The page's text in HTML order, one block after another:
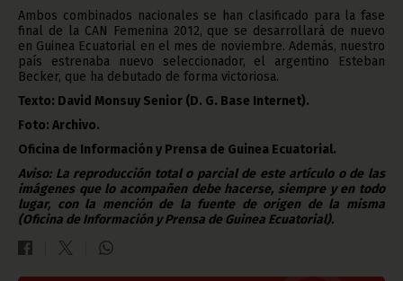
Ambos combinados nacionales se han clasificado para la fase
final de la CAN Femenina 2012, que se desarrollará de nuevo
en Guinea Ecuatorial en el mes de noviembre. Además, nuestro
país estrenaba nuevo seleccionador, el argentino Esteban
Becker, que ha debutado de forma victoriosa.
Texto: David Monsuy Senior (D. G. Base Internet).
Foto: Archivo.
Oficina de Información y Prensa de Guinea Ecuatorial.
Aviso: La reproducción total o parcial de este artículo o de las
imágenes que lo acompañen debe hacerse, siempre y en todo
lugar, con la mención de la fuente de origen de la misma
(Oficina de Información y Prensa de Guinea Ecuatorial).